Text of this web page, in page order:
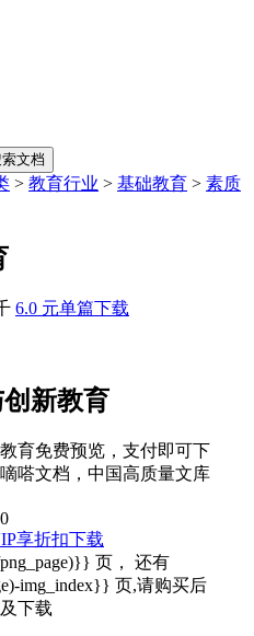
文档
> 教育行业 > 基础教育 > 素质
6.0 元单篇下载
新教育
育免费预览，支付即可下
嗒文档，中国高质量文库
享折扣下载
页， 还有
img_index}} 页,请购买后
下载